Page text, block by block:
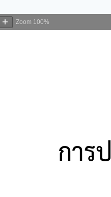
Zoom 100%